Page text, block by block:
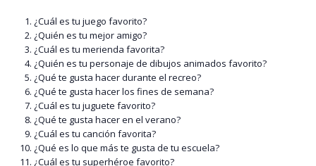
¿Cuál es tu juego favorito?
¿Quién es tu mejor amigo?
¿Cuál es tu merienda favorita?
¿Quién es tu personaje de dibujos animados favorito?
¿Qué te gusta hacer durante el recreo?
¿Qué te gusta hacer los fines de semana?
¿Cuál es tu juguete favorito?
¿Qué te gusta hacer en el verano?
¿Cuál es tu canción favorita?
¿Qué es lo que más te gusta de tu escuela?
¿Cuál es tu superhéroe favorito?